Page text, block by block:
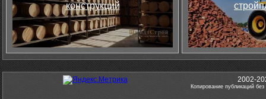
конструкций
2002-
Копирование публикаций